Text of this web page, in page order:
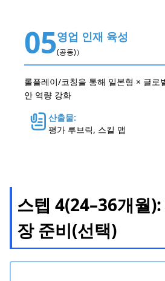
05영업 인재 육성
(공동)）
롤플레이/코칭을 통해 일본형 × 글로
안 역량 강화
산출물:
평가 루브릭, 스킬 맵
스텝 4(24–36개월
장 준비(선택)